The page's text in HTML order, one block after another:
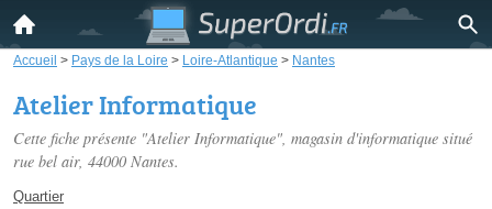
Accueil > Pays de la Loire > Loire-Atlantique > Nantes
Atelier Informatique
Cette fiche présente "Atelier Informatique", magasin d'informatique situé
rue bel air, 44000 Nantes.
Quartier